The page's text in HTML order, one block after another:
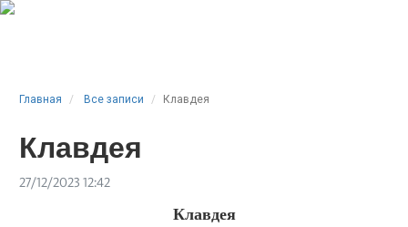
Главная Все записи Клавдея
Клавдея
27/12/2023 12:42
Клавдея